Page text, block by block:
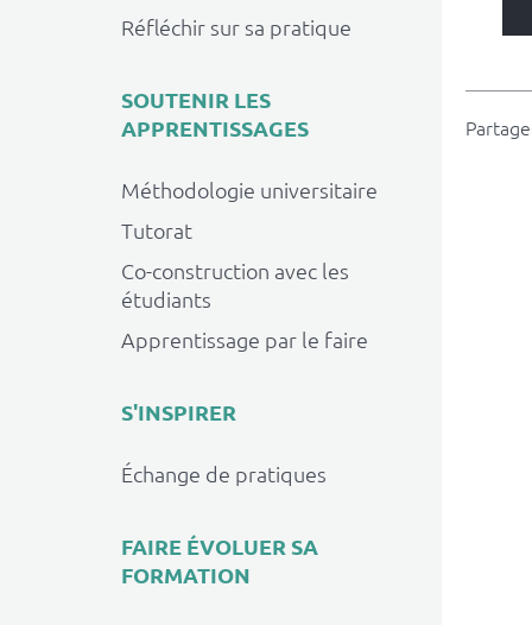
Réfléchir sur sa pratique
SOUTENIR LES
APPRENTISSAGES
Méthodologie universitaire
Tutorat
Co-construction avec les
étudiants
Apprentissage par le faire
S'INSPIRER
Échange de pratiques
FAIRE ÉVOLUER SA
FORMATION